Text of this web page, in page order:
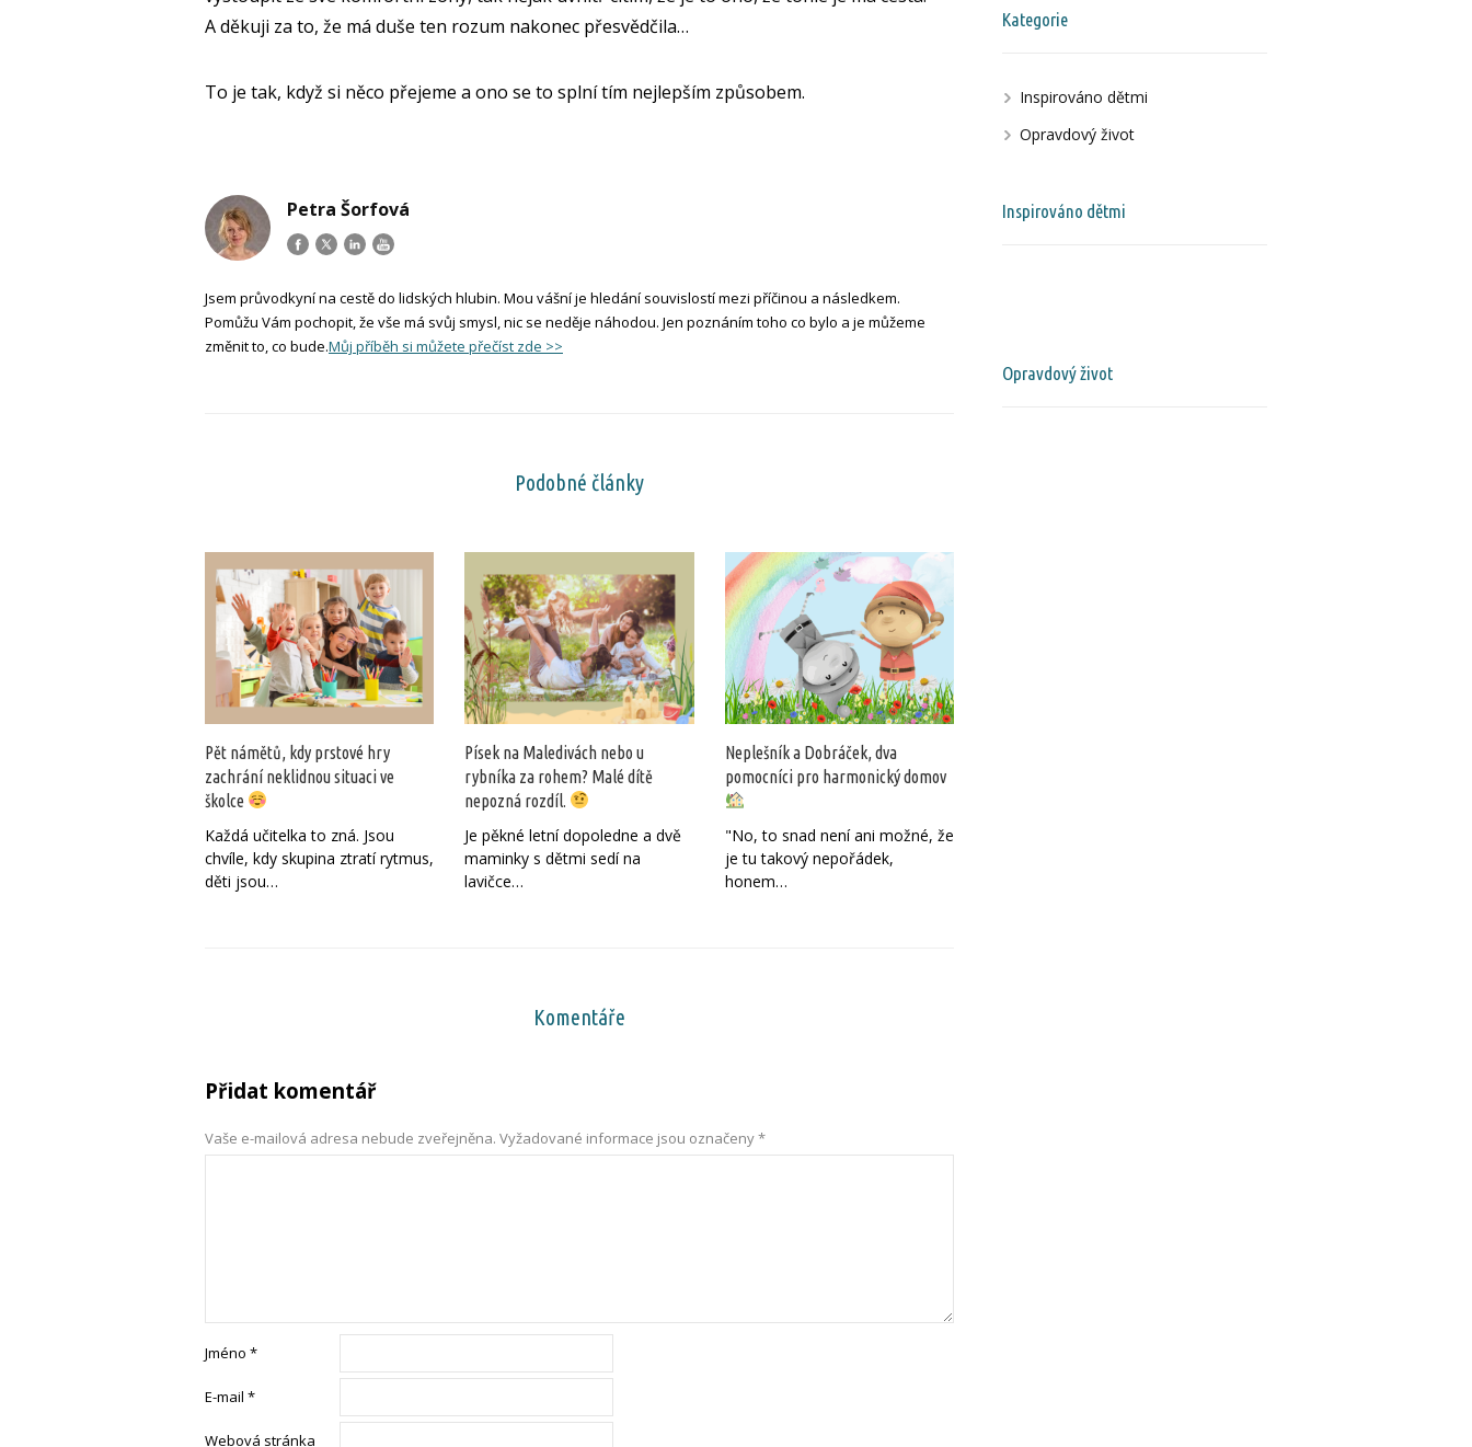
A děkuji za to, že má duše ten rozum nakonec přesvědčila…
To je tak, když si něco přejeme a ono se to splní tím nejlepším způsobem.
Petra Šorfová
Jsem průvodkyní na cestě do lidských hlubin. Mou vášní je hledání souvislostí mezi příčinou a následkem.
Pomůžu Vám pochopit, že vše má svůj smysl, nic se neděje náhodou. Jen poznáním toho co bylo a je můžeme
změnit to, co bude.Můj příběh si můžete přečíst zde >>
Podobné články
Pět námětů, kdy prstové hry
zachrání neklidnou situaci ve
školce
Každá učitelka to zná. Jsou
chvíle, kdy skupina ztratí rytmus,
děti jsou…
Písek na Maledivách nebo u
rybníka za rohem? Malé dítě
nepozná rozdíl.
Je pěkné letní dopoledne a dvě
maminky s dětmi sedí na
lavičce…
Neplešník a Dobráček, dva
pomocníci pro harmonický domov
"No, to snad není ani možné, že
je tu takový nepořádek,
honem…
Komentáře
Přidat komentář
Vaše e-mailová adresa nebude zveřejněna. Vyžadované informace jsou označeny*
Jméno *
E-mail *
Webová stránka
Kategorie
Inspirováno dětmi
Opravdový život
Inspirováno dětmi
Opravdový život